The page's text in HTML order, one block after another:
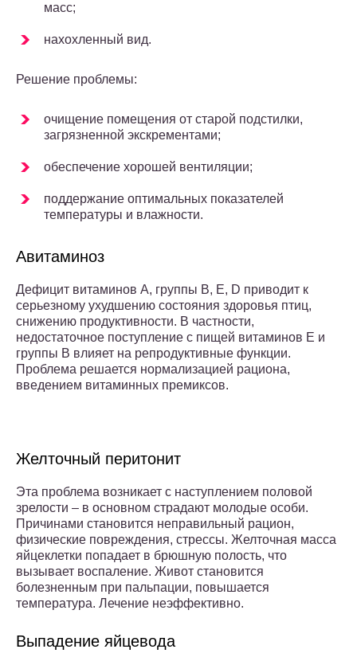
масс;
нахохленный вид.
Решение проблемы:
очищение помещения от старой подстилки,
загрязненной экскрементами;
обеспечение хорошей вентиляции;
поддержание оптимальных показателей
температуры и влажности.
Авитаминоз
Дефицит витаминов А, группы В, Е, D приводит к
серьезному ухудшению состояния здоровья птиц,
снижению продуктивности. В частности,
недостаточное поступление с пищей витаминов Е и
группы В влияет на репродуктивные функции.
Проблема решается нормализацией рациона,
введением витаминных премиксов.
Желточный перитонит
Эта проблема возникает с наступлением половой
зрелости – в основном страдают молодые особи.
Причинами становится неправильный рацион,
физические повреждения, стрессы. Желточная масса
яйцеклетки попадает в брюшную полость, что
вызывает воспаление. Живот становится
болезненным при пальпации, повышается
температура. Лечение неэффективно.
Выпадение яйцевода